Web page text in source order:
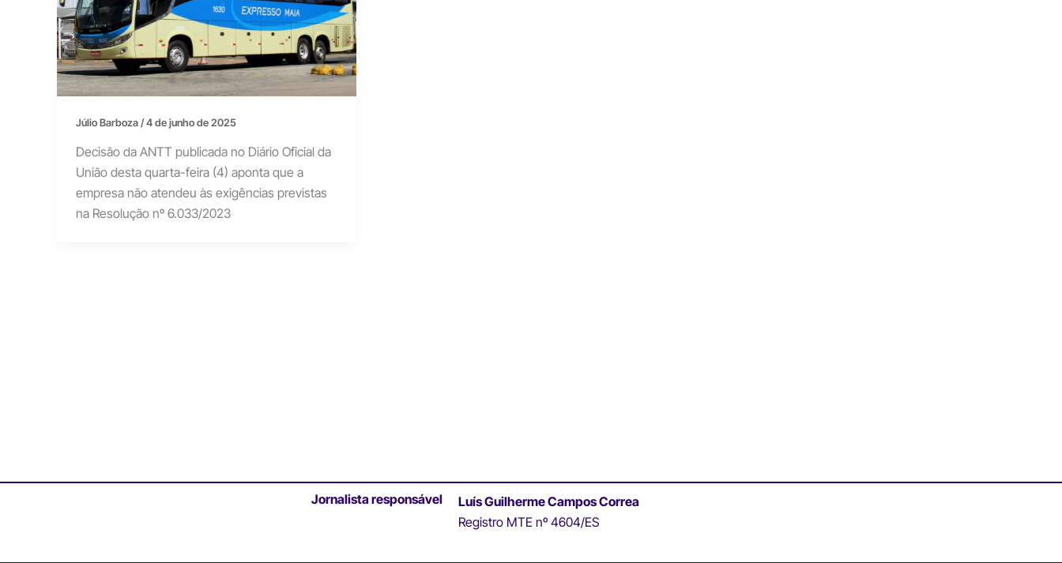
Júlio Barboza/4 de junho de 2025
Decisão da ANTT publicada no Diário Oficial da
União desta quarta-feira (4) aponta que a
empresa não atendeu às exigências previstas
na Resolução nº 6.033/2023
Jornalista responsável
Luís Guilherme Campos Correa
Registro MTE nº 4604/ES